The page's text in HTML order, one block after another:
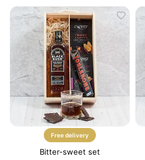
Free delivery
Bitter-sweet set